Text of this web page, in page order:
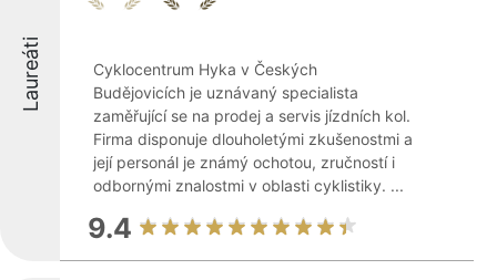
Laureáti
Cyklocentrum Hyka v Českých
Budějovicích je uznávaný specialista
zaměřující se na prodej a servis jízdních kol.
Firma disponuje dlouholetými zkušenostmi a
její personál je známý ochotou, zručností i
odbornými znalostmi v oblasti cyklistiky. ...
9.4